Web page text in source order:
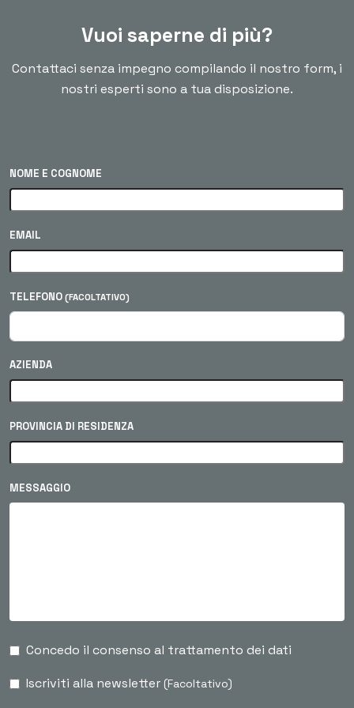
Vuoi saperne di più?
Contattaci senza impegno compilando il nostro form, i
nostri esperti sono a tua disposizione.
NOME E COGNOME
EMAIL
TELEFONO (FACOLTATIVO)
AZIENDA
PROVINCIA DI RESIDENZA
MESSAGGIO
Concedo il consenso al trattamento dei dati
Iscriviti alla newsletter (Facoltativo)